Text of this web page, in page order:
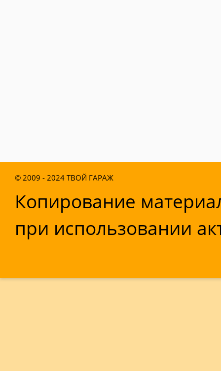
© 2009 - 2024 ТВОЙ ГАРАЖ
Копирование
при использовании